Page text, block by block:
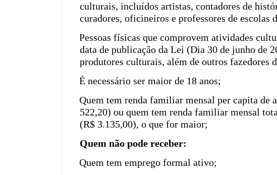
culturais, incluídos artistas, contadores de
curadores, oficineiros e professores de escolas
Pessoas físicas que comprovem atividades
data de publicação da Lei (Dia 30 de junho de
produtores culturais, além de outros fazedores
É necessário ser maior de 18 anos;
Quem tem renda familiar mensal per capita de
522,20) ou quem tem renda familiar mensal
(R$ 3.135,00), o que for maior;
Quem não pode receber:
Quem tem emprego formal ativo;